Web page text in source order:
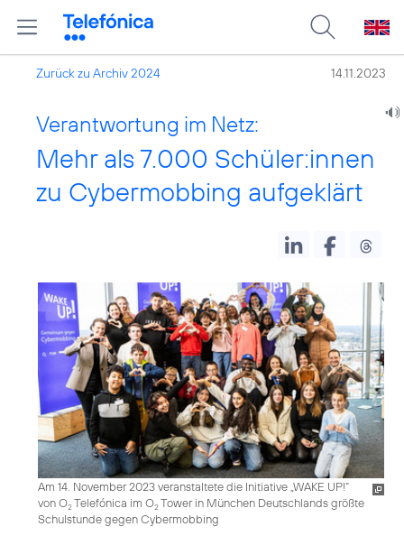
Zurück zu Archiv 2024 14.11.2023
Verantwortung im Netz:
Mehr als 7.000 Schüler:innen
zu Cybermobbing aufgeklärt
Am 14. November 2023 veranstaltete die Initiative „WAKE UP!“
von O2Telefónica im O2Tower in München Deutschlands größte
Schulstunde gegen Cybermobbing